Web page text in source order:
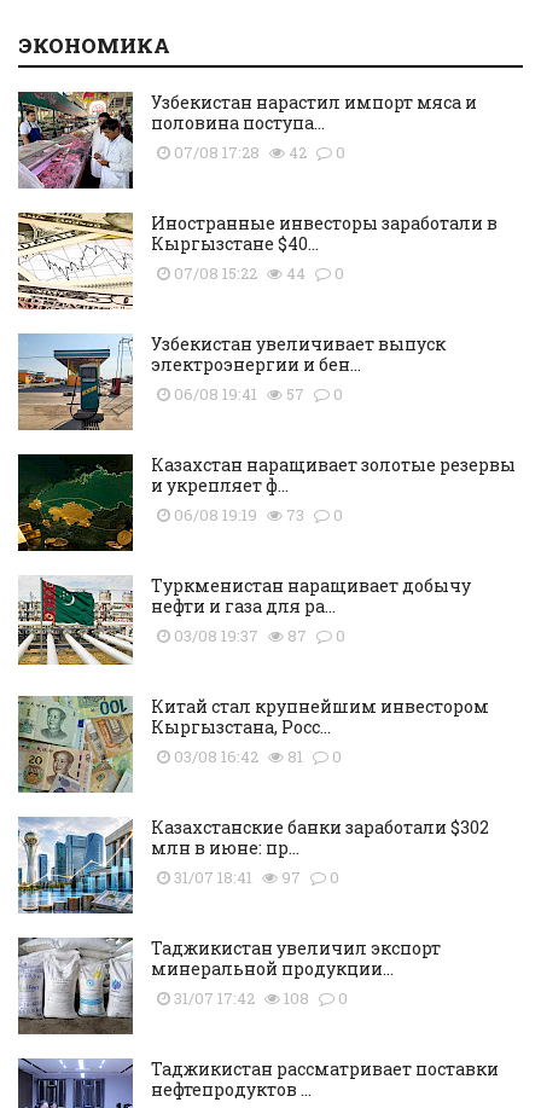
ЭКОНОМИКА
Узбекистан нарастил импорт мяса и
половина поступа...
07/08 17:28 42 0
Иностранные инвесторы заработали в
Кыргызстане $40...
07/08 15:22 44 0
Узбекистан увеличивает выпуск
электроэнергии и бен...
06/08 19:41 57 0
Казахстан наращивает золотые резервы
и укрепляет ф...
06/08 19:19 73 0
Туркменистан наращивает добычу
нефти и газа для ра...
03/08 19:37 87 0
Китай стал крупнейшим инвестором
Кыргызстана, Росс...
03/08 16:42 81 0
Казахстанские банки заработали $302
млн в июне: пр...
31/07 18:41 97 0
Таджикистан увеличил экспорт
минеральной продукции...
31/07 17:42 108 0
Таджикистан рассматривает поставки
нефтепродуктов ...